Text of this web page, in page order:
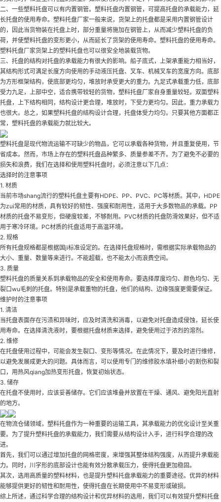
二、一些塑料托盘可以有内置钢管。塑料托盘内置钢管，可提高托盘的承载能力，延
长托盘的使用寿命。塑料托盘厂家一般来说，货架上的托盘都是采用内置钢管设计
的，因此当货物装在托盘上时，部分重量将施加在钢管上，从而减少塑料托盘的负
荷，并使塑料托盘的变形更小，从而延长了货架的使用寿命。塑料托盘的使用寿命。
塑料托盘厂家货架上的塑料托盘也可以很安全地装载货物。
三、托盘的结构对托盘的承载能力有很大的影响。船子底式，上架承重能力相当好，
其结构形式可满足长度方向使用的手动液压托盘、叉车、机械叉车的宽度方向。底部
为方形框架结构，使底部更均匀，堆放时承受更大的重力。九足式承载重力低，底部
受力九足，上部中空，适合携带较轻的货物，塑料托盘厂家自身重量较轻。双面塑料
托盘，上下结构相同，结构设计更合理，堆放时，下受力更均匀。因此，重力承载力
也很大。总之，如果塑料托盘的结构设计合理，托盘体受力均匀。只要其他方面都正
常，塑料托盘的承载能力就比较大。
塑料托盘是现代物流运输不可缺少的物品，它可以承载各种货物，并且重复使用，节
省成本。然而，市场上存在的塑料托盘品种繁多、质量参差不齐。为了避免不必要的
损失和浪费，我们在选择和使用塑料托盘时，必须注意以下几点：
选择时的注意事项
1. 材质
当前市场shang流行的塑料托盘主要有HDPE、PP、PVC、PC等材质。其中，HDPE
为zui常用的材质，具有较好的韧性、强度和耐用性，适用于大多数物品的承载。PP
材质的托盘不易变形，但硬度较差，不够耐用。PVC材质的托盘防滑效果好，但不适
用于寒冷环境。PC材质的托盘适用于高温环境。
2. 规格
所有托盘规格都是根据国ji标准设定的。在选择托盘规格时，需根据实际承载物品的
大小、重量、数量等来进行。不能超载，也不能太小而浪费空间。
3. 质量
塑料托盘的质量关系到承载物品的安全和使用寿命。要选择厚度均匀、颜色均匀、无
裂口wu毛刺的托盘。特别是承载重物的托盘，他们的结构、边缘强度更需要保证。
维护时的注意事项
1. 清洁
当托盘表面存在污渍和异味时，应及时清洗和消毒，以避免对托盘造成侵蚀，延长使
用寿命。在选择清洗液时，要根据托盘材质来选择，避免使用过于浓烈的溶剂。
2. 维修
在托盘使用过程中，可能会发生裂口、变形等情况。在此情况下，要及时进行维修，
以避免发展成更大的问题。具体而言，可以使用专门的维修胶水填补细小的割伤和裂
口，用热风qiang加热变形托盘，恢复初始状态。
3. 储存
在托盘不使用时，应该妥善储存。它们应该堆叠并放置在干燥、通风、避免阳光直射
的地方。
在物流仓储领域，塑料托盘作为一种重要的运输工具，其承载能力的优化设计至关重
要。为了提升塑料托盘的承载能力，我们需要从结构设计入手，进行科学合理的改
进。
首先，我们可以通过增加托盘的网格密度，来增强其整体结构强度，从而提升承载能
力。同时，川字形的底部设计也能有效分散承载压力，使得托盘更加稳固。
其次，选用高质量的塑料材料，也是提升塑料托盘承载能力的重要途径。优异的材料
能够提供更好的韧性和耐用性，使得托盘在长期使用中不易变形或破损。
综上所述，通过科学合理的结构设计和优异材料的选用，我们可以有效提升塑料托盘